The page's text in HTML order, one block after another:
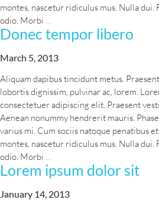
montes, nascetur ridiculus mus. Nulla dui.
odio. Morbi
posuere
Donec tempor libero
March 5, 2013
Aliquam dapibus tincidunt metus.
lobortis dignissim, pulvinar ac, lorem.
consectetuer adipiscing elit. Praesent
Aenean nonummy hendrerit mauris.
varius mi. Cum sociis natoque penatibus
montes, nascetur ridiculus mus. Nulla dui.
odio. Morbi
tempor
Lorem ipsum dolor sit
January 14, 2013